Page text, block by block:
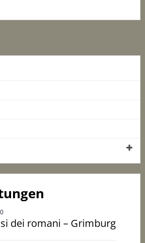
dei romani – Grimburg